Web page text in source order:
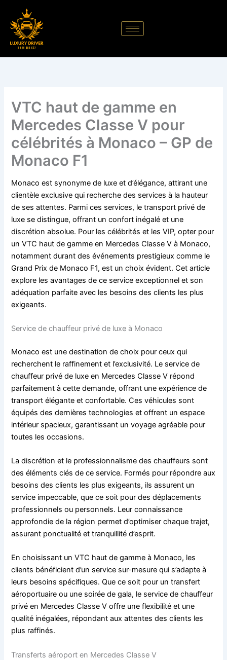
contenu
VTC haut de gamme en
Mercedes Classe V pour
célébrités à Monaco – GP de
Monaco F1
Monaco est synonyme de luxe et d’élégance, attirant une
clientèle exclusive qui recherche des services à la hauteur
de ses attentes. Parmi ces services, le transport privé de
luxe se distingue, offrant un confort inégalé et une
discrétion absolue. Pour les célébrités et les VIP, opter pour
un VTC haut de gamme en Mercedes Classe V à Monaco,
notamment durant des événements prestigieux comme le
Grand Prix de Monaco F1, est un choix évident. Cet article
explore les avantages de ce service exceptionnel et son
adéquation parfaite avec les besoins des clients les plus
exigeants.
Service de chauffeur privé de luxe à Monaco
Monaco est une destination de choix pour ceux qui
recherchent le raffinement et l’exclusivité. Le service de
chauffeur privé de luxe en Mercedes Classe V répond
parfaitement à cette demande, offrant une expérience de
transport élégante et confortable. Ces véhicules sont
équipés des dernières technologies et offrent un espace
intérieur spacieux, garantissant un voyage agréable pour
toutes les occasions.
La discrétion et le professionnalisme des chauffeurs sont
des éléments clés de ce service. Formés pour répondre aux
besoins des clients les plus exigeants, ils assurent un
service impeccable, que ce soit pour des déplacements
professionnels ou personnels. Leur connaissance
approfondie de la région permet d’optimiser chaque trajet,
assurant ponctualité et tranquillité d’esprit.
En choisissant un VTC haut de gamme à Monaco, les
clients bénéficient d’un service sur-mesure qui s’adapte à
leurs besoins spécifiques. Que ce soit pour un transfert
aéroportuaire ou une soirée de gala, le service de chauffeur
privé en Mercedes Classe V offre une flexibilité et une
qualité inégalées, répondant aux attentes des clients les
plus raffinés.
Transferts aéroport en Mercedes Classe V